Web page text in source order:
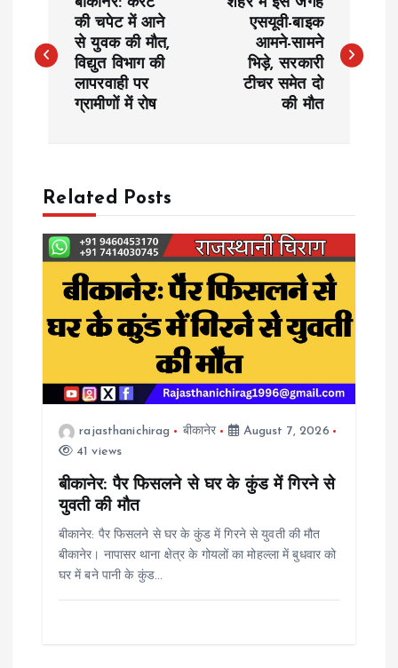
s
a
v
g
a
की चपेट में आने
से युवक की मौत,
विद्युत विभाग की
लापरवाही पर
ग्रामीणों में रोष
एसयूवी-बाइक
आमने-सामने
भिड़े, सरकारी
टीचर समेत दो
की मौत
Related Posts
rajasthanichirag बीकानेर
August 7, 2026
41 views
बीकानेर: पैर फिसलने से घर के कुंड में गिरने से
युवती की मौत
बीकानेर: पैर फिसलने से घर के कुंड में गिरने से युवती की मौत
बीकानेर। नापासर थाना क्षेत्र के गोयलों का मोहल्ला में बुधवार को
घर में बने पानी के कुंड…